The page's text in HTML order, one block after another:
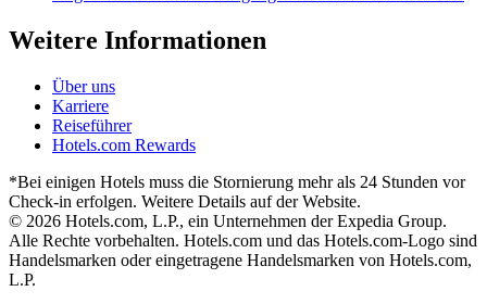
Weitere Informationen
Über uns
Karriere
Reiseführer
Hotels.com Rewards
*Bei einigen Hotels muss die Stornierung mehr als 24 Stunden vor
Check-in erfolgen. Weitere Details auf der Website.
© 2026 Hotels.com, L.P., ein Unternehmen der Expedia Group.
Alle Rechte vorbehalten. Hotels.com und das Hotels.com-Logo sind
Handelsmarken oder eingetragene Handelsmarken von Hotels.com,
L.P.